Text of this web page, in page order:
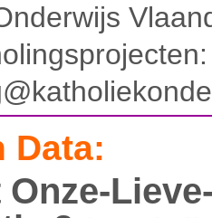
Data: